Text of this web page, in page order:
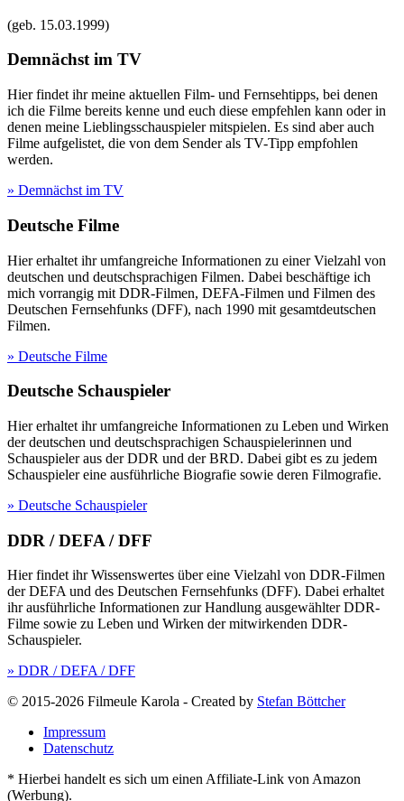
(geb. 15.03.1999)
Demnächst im TV
Hier findet ihr meine aktuellen Film- und Fernsehtipps, bei denen
ich die Filme bereits kenne und euch diese empfehlen kann oder in
denen meine Lieblingsschauspieler mitspielen. Es sind aber auch
Filme aufgelistet, die von dem Sender als TV-Tipp empfohlen
werden.
» Demnächst im TV
Deutsche Filme
Hier erhaltet ihr umfangreiche Informationen zu einer Vielzahl von
deutschen und deutschsprachigen Filmen. Dabei beschäftige ich
mich vorrangig mit DDR-Filmen, DEFA-Filmen und Filmen des
Deutschen Fernsehfunks (DFF), nach 1990 mit gesamtdeutschen
Filmen.
» Deutsche Filme
Deutsche Schauspieler
Hier erhaltet ihr umfangreiche Informationen zu Leben und Wirken
der deutschen und deutschsprachigen Schauspielerinnen und
Schauspieler aus der DDR und der BRD. Dabei gibt es zu jedem
Schauspieler eine ausführliche Biografie sowie deren Filmografie.
» Deutsche Schauspieler
DDR / DEFA / DFF
Hier findet ihr Wissenswertes über eine Vielzahl von DDR-Filmen
der DEFA und des Deutschen Fernsehfunks (DFF). Dabei erhaltet
ihr ausführliche Informationen zur Handlung ausgewählter DDR-
Filme sowie zu Leben und Wirken der mitwirkenden DDR-
Schauspieler.
» DDR / DEFA / DFF
© 2015-2026 Filmeule Karola - Created by Stefan Böttcher
Impressum
Datenschutz
* Hierbei handelt es sich um einen Affiliate-Link von Amazon
(Werbung).